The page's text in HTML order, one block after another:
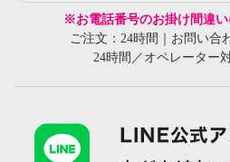
※お電話番号のお掛け間違い
ご注文：24時間｜お問い合
24時間／オペレーター